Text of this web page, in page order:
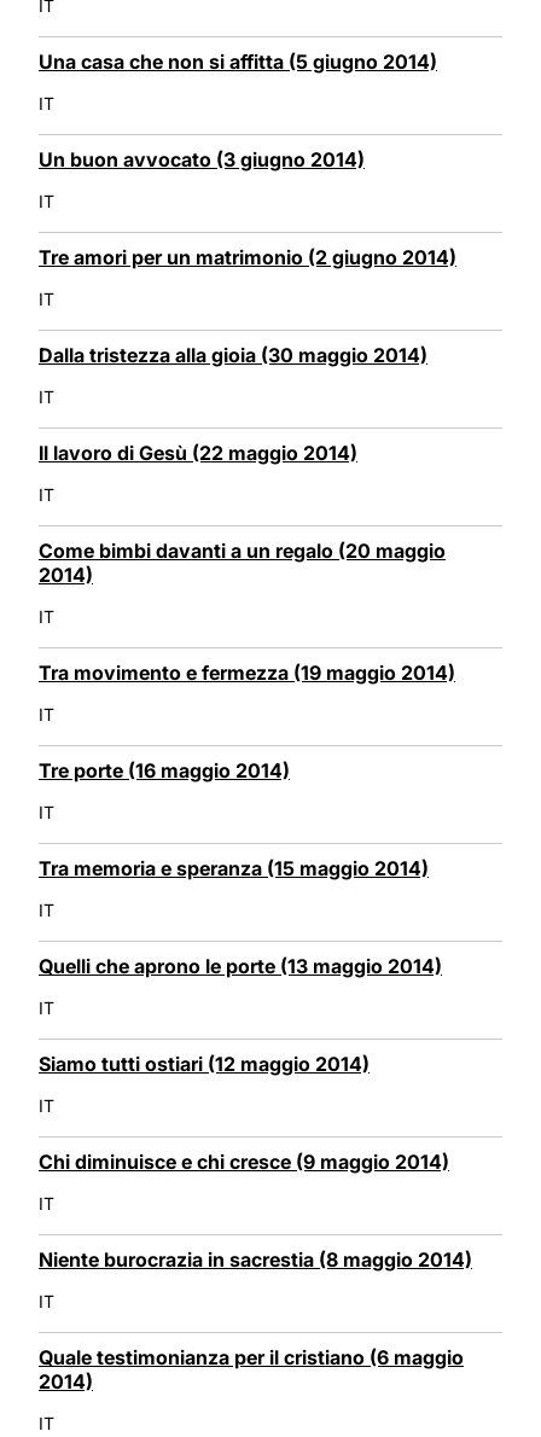
IT
Una casa che non si affitta (5 giugno 2014)
IT
Un buon avvocato (3 giugno 2014)
IT
Tre amori per un matrimonio (2 giugno 2014)
IT
Dalla tristezza alla gioia (30 maggio 2014)
IT
Il lavoro di Gesù (22 maggio 2014)
IT
Come bimbi davanti a un regalo (20 maggio
2014)
IT
Tra movimento e fermezza (19 maggio 2014)
IT
Tre porte (16 maggio 2014)
IT
Tra memoria e speranza (15 maggio 2014)
IT
Quelli che aprono le porte (13 maggio 2014)
IT
Siamo tutti ostiari (12 maggio 2014)
IT
Chi diminuisce e chi cresce (9 maggio 2014)
IT
Niente burocrazia in sacrestia (8 maggio 2014)
IT
Quale testimonianza per il cristiano (6 maggio
2014)
IT